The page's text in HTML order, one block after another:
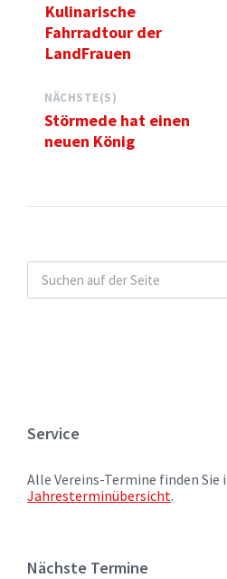
Kulinarische
Fahrradtour der
LandFrauen
NÄCHSTE(S)
Störmede hat einen
neuen König
Service
Alle Vereins-Termine finden Sie
Jahresterminübersicht.
Nächste Termine